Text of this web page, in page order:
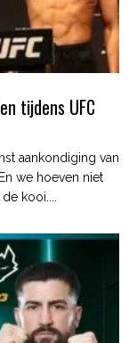
tijdens UFC
aankondiging van
we hoeven niet
kooi....